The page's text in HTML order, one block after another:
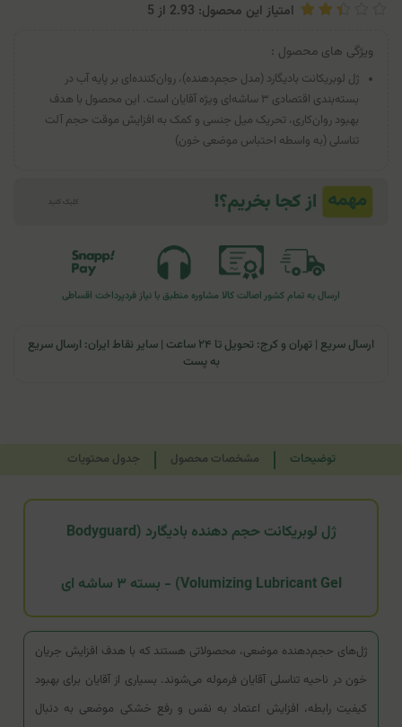
امتیاز این محصول: 2.93 از 5
ویژگی های محصول :
ژل لوبریکانت بادیگارد (مدل حجم‌دهنده)، روان‌کننده‌ای بر پایه آب در
بسته‌بندی اقتصادی ۳ ساشه‌ای ویژه آقایان است. این محصول با هدف
بهبود روان‌کاری، تحریک میل جنسی و کمک به افزایش موقت حجم آلت
تناسلی (به واسطه احتباس موضعی خون)
ارسال به تمام کشوراصالت کالا مشاوره منطبق با نیاز فردپرداخت اقساطی
ارسال سریع | تهران و کرج: تحویل تا ۲۴ ساعت | سایر نقاط ایران: ارسال سریع
به پست
توضیحات مشخصات محصول جدول محتویات
ژل لوبریکانت حجم دهنده بادیگارد (Bodyguard
Volumizing Lubricant Gel) - بسته ۳ ساشه ای
ژل‌های حجم‌دهنده موضعی، محصولاتی هستند که با هدف افزایش جریان
خون در ناحیه تناسلی آقایان فرموله می‌شوند. بسیاری از آقایان برای بهبود
کیفیت رابطه، افزایش اعتماد به نفس و رفع خشکی موضعی به دنبال